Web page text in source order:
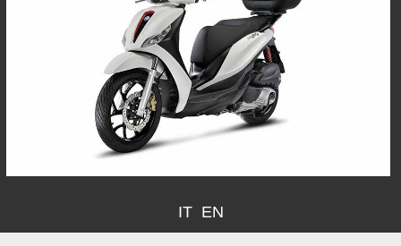
IT EN